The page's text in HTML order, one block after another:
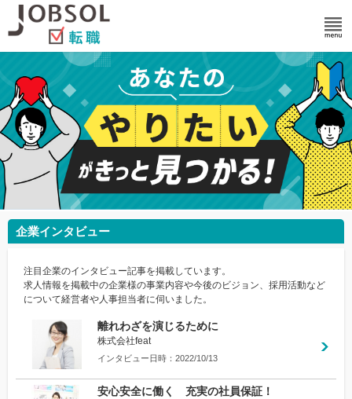
企業インタビュー
注目企業のインタビュー記事を掲載しています。
求人情報を掲載中の企業様の事業内容や今後のビジョン、採用活動など
について経営者や人事担当者に伺いました。
離れわざを演じるために
株式会社feat
インタビュー日時：2022/10/13
安心安全に働く 充実の社員保証！